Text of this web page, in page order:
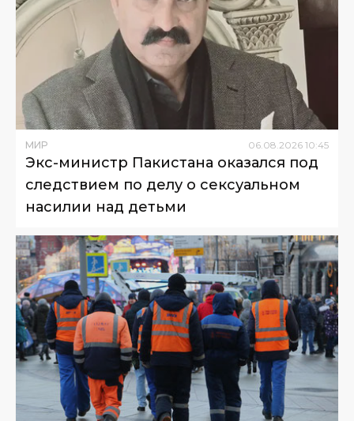
МИР 06 08 2026 10:45
Экс-министр Пакистана оказался под
следствием по делу о сексуальном
насилии над детьми